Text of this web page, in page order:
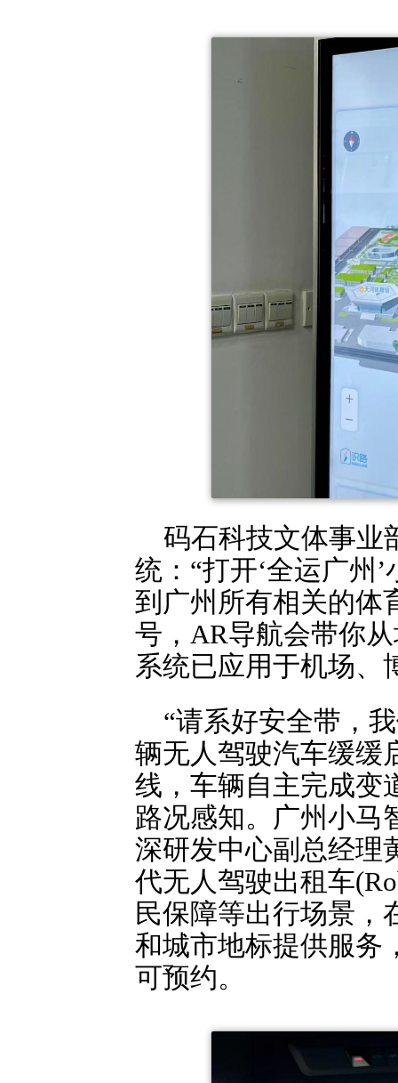
码石科技文体事业
统：“打开‘全运广州
到广州所有相关的体
号，AR导航会带你
系统已应用于机场、
“请系好安全带，
辆无人驾驶汽车缓缓
线，车辆自主完成变
路况感知。广州小马
深研发中心副总经理
代无人驾驶出租车
民保障等出行场景，
和城市地标提供服务
可预约。